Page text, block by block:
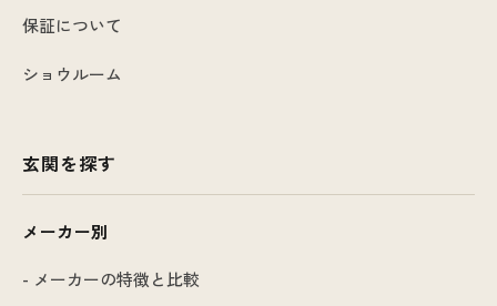
保証について
ショウルーム
玄関を探す
メーカー別
- メーカーの特徴と比較